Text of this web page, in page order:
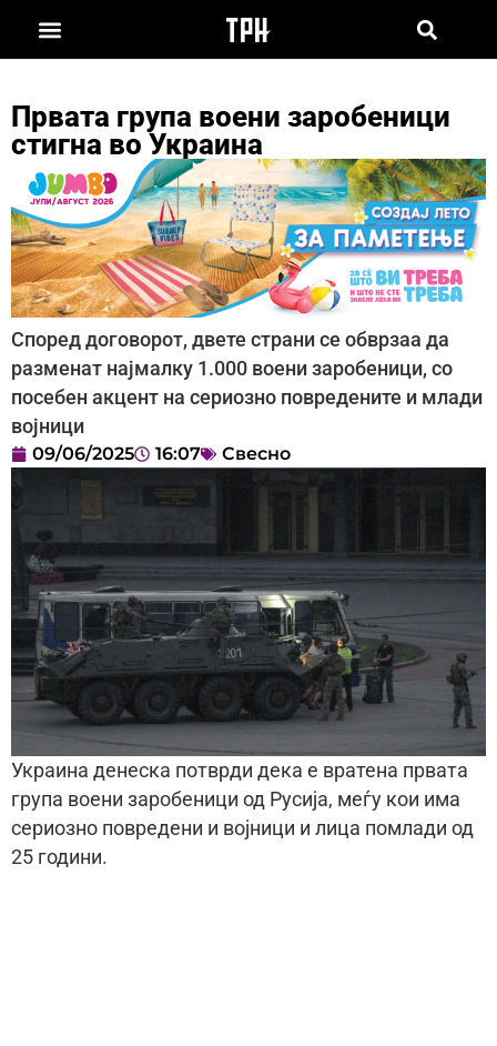
Првата група воени заробеници
стигна во Украина
Според договорот, двете страни се обврзаа да
разменат најмалку 1.000 воени заробеници, со
посебен акцент на сериозно повредените и млади
војници
09/06/2025 16:07 Свесно
Украина денеска потврди дека е вратена првата
група воени заробеници од Русија, меѓу кои има
сериозно повредени и војници и лица помлади од
25 години.